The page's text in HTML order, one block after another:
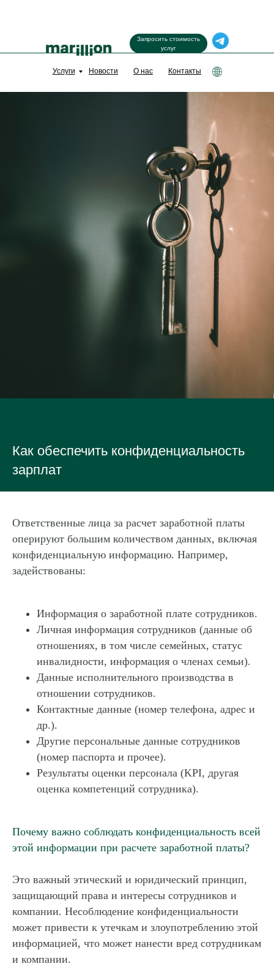
Услуги О нас
Новости Контакты
Запросить стоимость
услуг
Как обеспечить конфиденциальность
зарплат
Ответственные лица за расчет заработной платы
оперируют большим количеством данных, включая
конфиденциальную информацию. Например,
задействованы:
Информация о заработной плате сотрудников.
Личная информация сотрудников (данные об
отношениях, в том числе семейных, статус
инвалидности, информация о членах семьи).
Данные исполнительного производства в
отношении сотрудников.
Контактные данные (номер телефона, адрес и
др.).
Другие персональные данные сотрудников
(номер паспорта и прочее).
Результаты оценки персонала (KPI, другая
оценка компетенций сотрудника).
Почему важно соблюдать конфиденциальность всей
этой информации при расчете заработной платы?
Это важный этический и юридический принцип,
защищающий права и интересы сотрудников и
компании. Несоблюдение конфиденциальности
может привести к утечкам и злоупотреблению этой
информацией, что может нанести вред сотрудникам
и компании.